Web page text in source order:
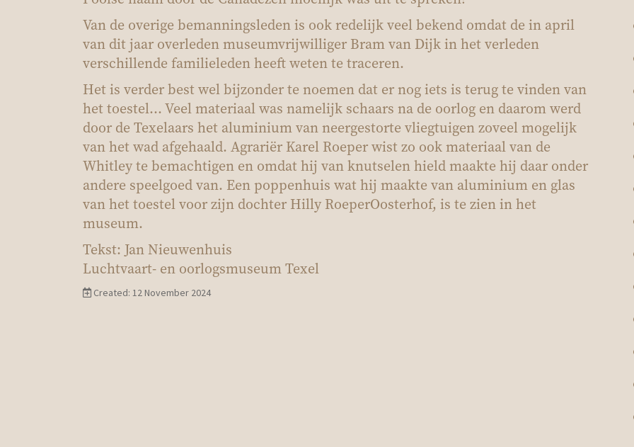
Van de overige bemanningsleden is ook redelijk veel bekend omdat de in april
van dit jaar overleden museumvrijwilliger Bram van Dijk in het verleden
verschillende familieleden heeft weten te traceren.
Het is verder best wel bijzonder te noemen dat er nog iets is terug te vinden van
het toestel… Veel materiaal was namelijk schaars na de oorlog en daarom werd
door de Texelaars het aluminium van neergestorte vliegtuigen zoveel mogelijk
van het wad afgehaald. Agrariër Karel Roeper wist zo ook materiaal van de
Whitley te bemachtigen en omdat hij van knutselen hield maakte hij daar onder
andere speelgoed van. Een poppenhuis wat hij maakte van aluminium en glas
van het toestel voor zijn dochter Hilly Roeper­Oosterhof, is te zien in het
museum.
Tekst: Jan Nieuwenhuis
Luchtvaart- en oorlogsmuseum Texel
Created: 12 November 2024